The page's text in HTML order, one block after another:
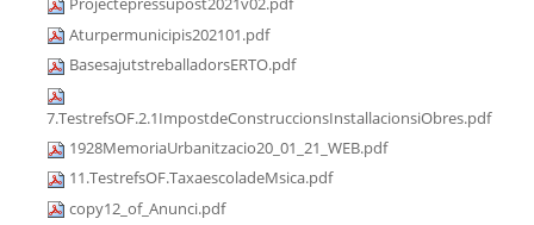
Aturpermunicipis202101.pdf
BasesajutstreballadorsERTO.pdf
7.TestrefsOF.2.1ImpostdeConstruccionsInstallacionsiObres.pdf
1928MemoriaUrbanitzacio20_01_21_WEB.pdf
11.TestrefsOF.TaxaescoladeMsica.pdf
copy12_of_Anunci.pdf